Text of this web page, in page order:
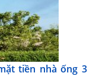
tiền nhà ống 3